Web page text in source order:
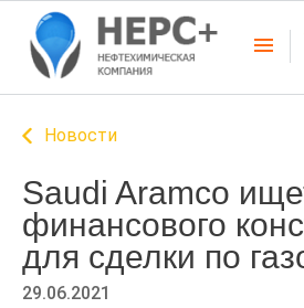
Новости
Saudi Aramco
финансового
для сделки по
29.06.2021